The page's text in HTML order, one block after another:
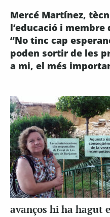
Mercé Martínez,
l’educació i membre
“No tinc cap
poden sortir de les
a mi, el més
avanços hi ha hagut